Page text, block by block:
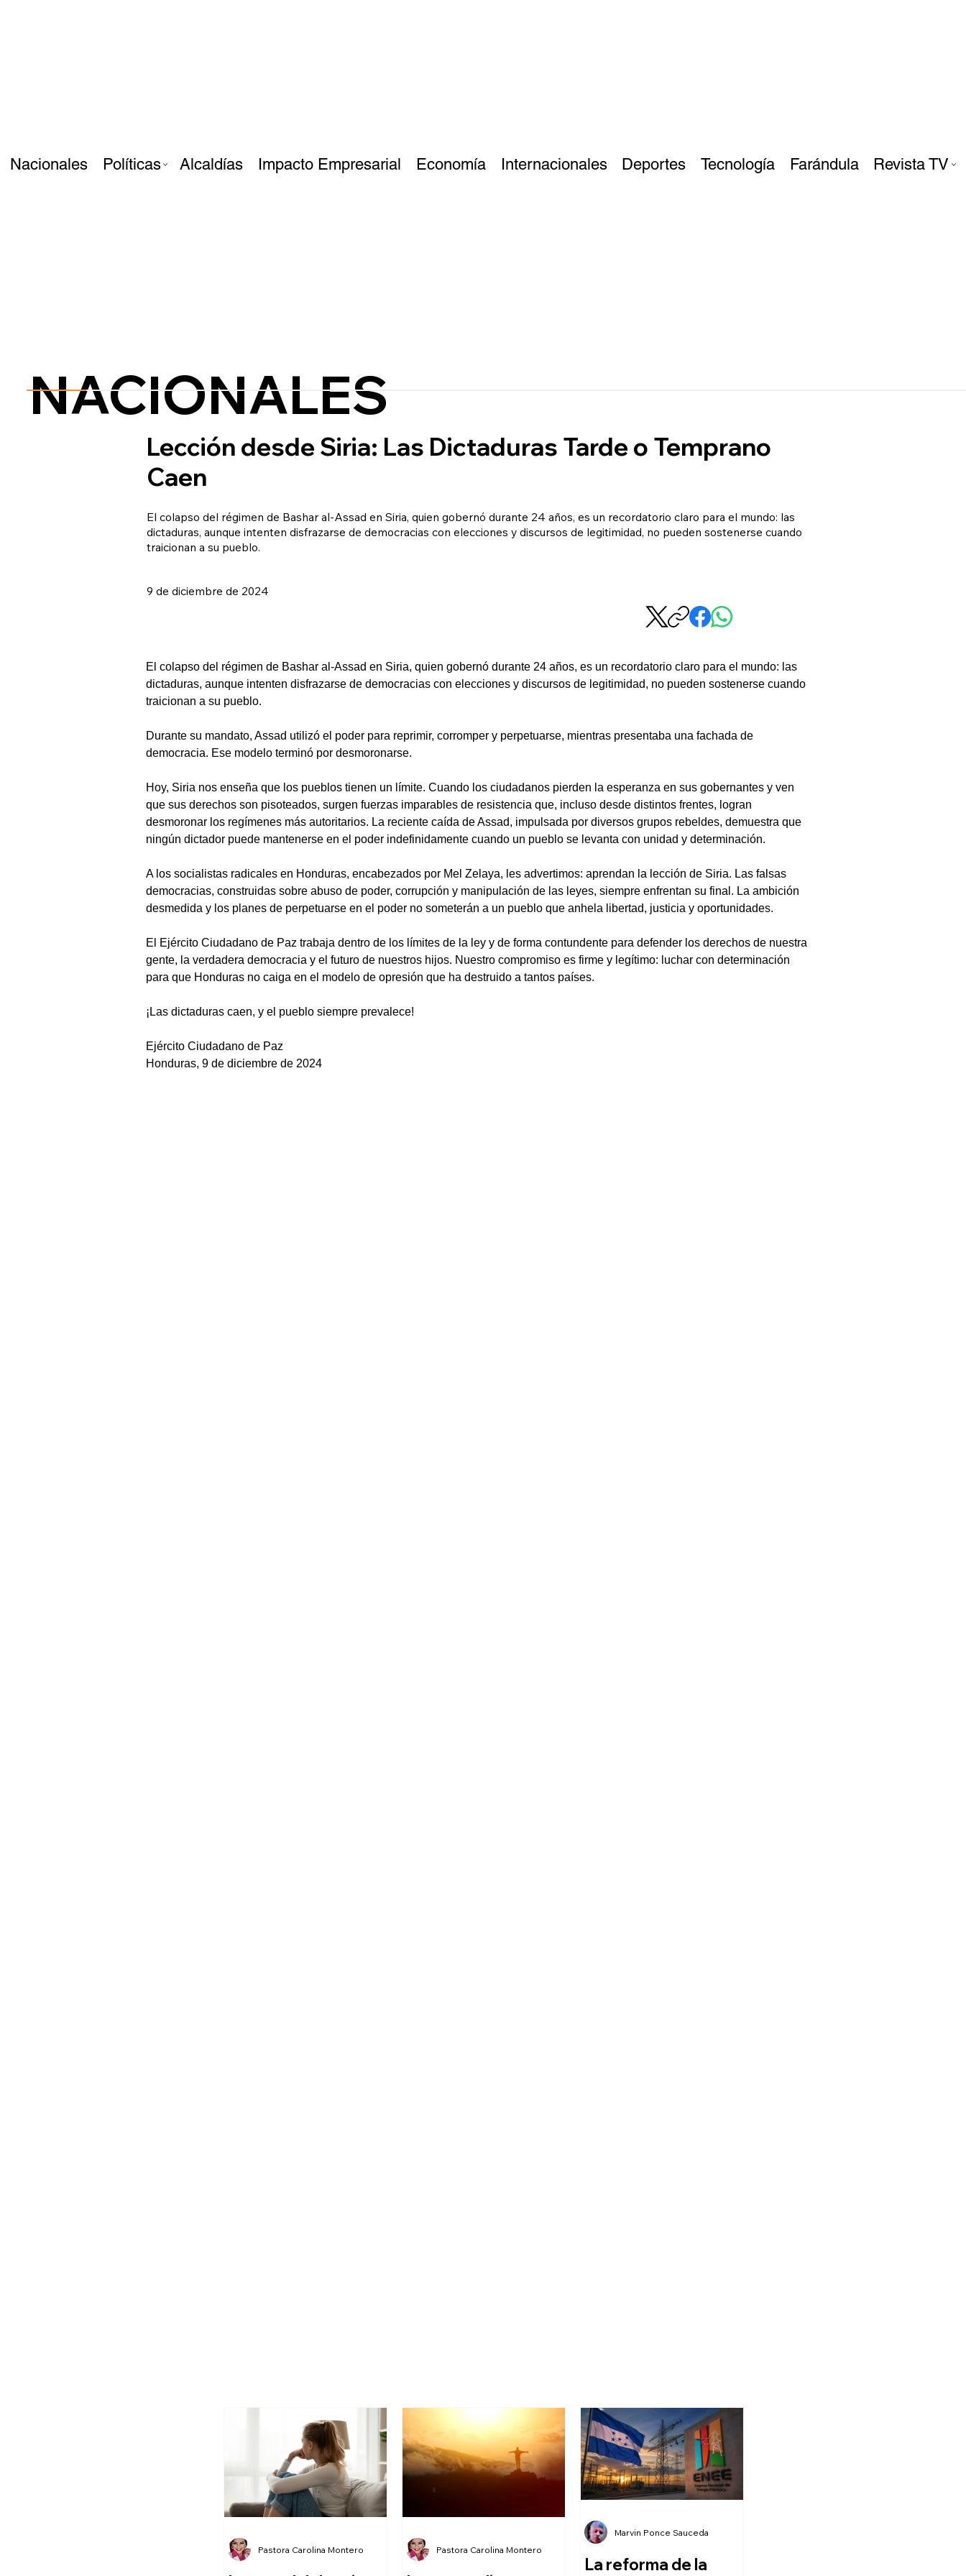
Nacionales Políticas Alcaldías Impacto Empresarial Economía Internacionales Deportes Tecnología Farándula Revista TV
NACIONALES
Lección desde Siria: Las Dictaduras Tarde o Temprano
Caen
El colapso del régimen de Bashar al-Assad en Siria, quien gobernó durante 24 años, es un recordatorio claro para el mundo: las
dictaduras, aunque intenten disfrazarse de democracias con elecciones y discursos de legitimidad, no pueden sostenerse cuando
traicionan a su pueblo.
9 de diciembre de 2024
El colapso del régimen de Bashar al-Assad en Siria, quien gobernó durante 24 años, es un recordatorio claro para el mundo: las
dictaduras, aunque intenten disfrazarse de democracias con elecciones y discursos de legitimidad, no pueden sostenerse cuando
traicionan a su pueblo.
Durante su mandato, Assad utilizó el poder para reprimir, corromper y perpetuarse, mientras presentaba una fachada de
democracia. Ese modelo terminó por desmoronarse.
Hoy, Siria nos enseña que los pueblos tienen un límite. Cuando los ciudadanos pierden la esperanza en sus gobernantes y ven
que sus derechos son pisoteados, surgen fuerzas imparables de resistencia que, incluso desde distintos frentes, logran
desmoronar los regímenes más autoritarios. La reciente caída de Assad, impulsada por diversos grupos rebeldes, demuestra que
ningún dictador puede mantenerse en el poder indefinidamente cuando un pueblo se levanta con unidad y determinación.
A los socialistas radicales en Honduras, encabezados por Mel Zelaya, les advertimos: aprendan la lección de Siria. Las falsas
democracias, construidas sobre abuso de poder, corrupción y manipulación de las leyes, siempre enfrentan su final. La ambición
desmedida y los planes de perpetuarse en el poder no someterán a un pueblo que anhela libertad, justicia y oportunidades.
El Ejército Ciudadano de Paz trabaja dentro de los límites de la ley y de forma contundente para defender los derechos de nuestra
gente, la verdadera democracia y el futuro de nuestros hijos. Nuestro compromiso es firme y legítimo: luchar con determinación
para que Honduras no caiga en el modelo de opresión que ha destruido a tantos países.
¡Las dictaduras caen, y el pueblo siempre prevalece!
Ejército Ciudadano de Paz
Honduras, 9 de diciembre de 2024
Pastora Carolina Montero Pastora Carolina Montero
La reforma de la
Marvin Ponce Sauceda